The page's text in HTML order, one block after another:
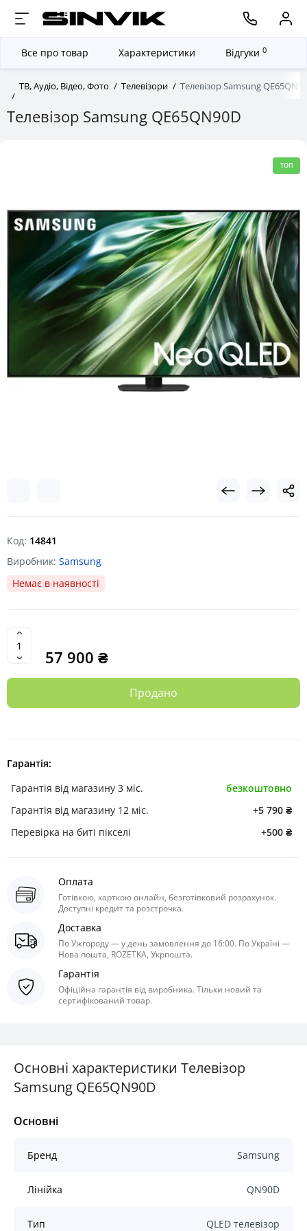
ТВ, Аудіо, Відео, Фото Телевізори Телевізор Samsung
Телевізор Samsung QE65QN90D
Все про товар Характеристики Відгуки 0
ТОП
Код: 14841
Виробник: Samsung
Немає в наявності
57 900 ₴
Продано
Гарантія:
Гарантія від магазину 3 міс.
безкоштовно
Гарантія від магазину 12 міс.
+5 790 ₴
Перевірка на биті пікселі
+500 ₴
Оплата
Готівкою, карткою онлайн, безготівковий розрахунок.
Доступні кредит та розстрочка.
Доставка
По Ужгороду — у день замовлення до 16:00. По Україні —
Нова пошта, ROZETKA, Укрпошта.
Гарантія
Офіційна гарантія від виробника. Тільки новий та
сертифікований товар.
Основні характеристики Телевізор
Samsung QE65QN90D
Основні
Бренд Samsung
Лінійка QN90D
Тип QLED телевізор